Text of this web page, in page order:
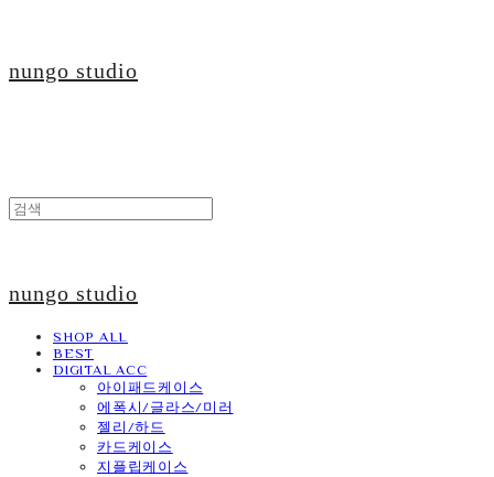
nungo studio
nungo studio
SHOP ALL
BEST
DIGITAL ACC
아이패드케이스
에폭시/글라스/미러
젤리/하드
카드케이스
지플립케이스